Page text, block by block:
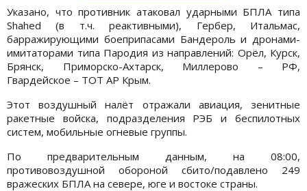
Указано, что противник атаковал ударными БПЛА типа
Shahed (в т.ч. реактивными), Гербер, Итальмас,
барражирующими боеприпасами Бандероль и дронами-
имитаторами типа Пародия из направлений: Орёл, Курск,
Брянск, Приморско-Ахтарск, Миллерово – РФ,
Гвардейское – ТОТ АР Крым.
Этот воздушный налёт отражали авиация, зенитные
ракетные войска, подразделения РЭБ и беспилотных
систем, мобильные огневые группы.
По предварительным данным, на 08:00,
противовоздушной обороной сбито/подавлено 249
вражеских БПЛА на севере, юге и востоке страны.